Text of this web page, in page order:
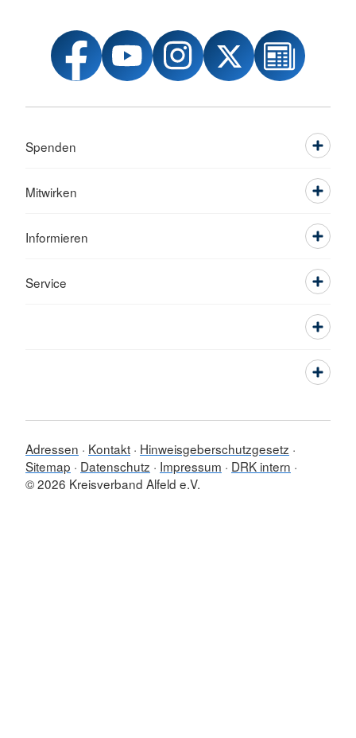
Spenden
Mitwirken
Informieren
Service
Adressen Kontakt Hinweisgeberschutzgesetz
Sitemap
Datenschutz Impressum
DRK intern
© 2026 Kreisverband Alfeld e.V.